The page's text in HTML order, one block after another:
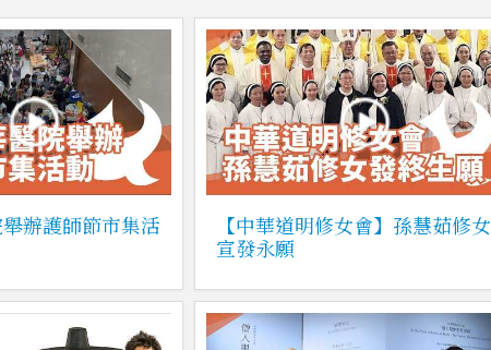
辦護師節市集活
【中華道明修女會】孫慧茹修女
宣發永願